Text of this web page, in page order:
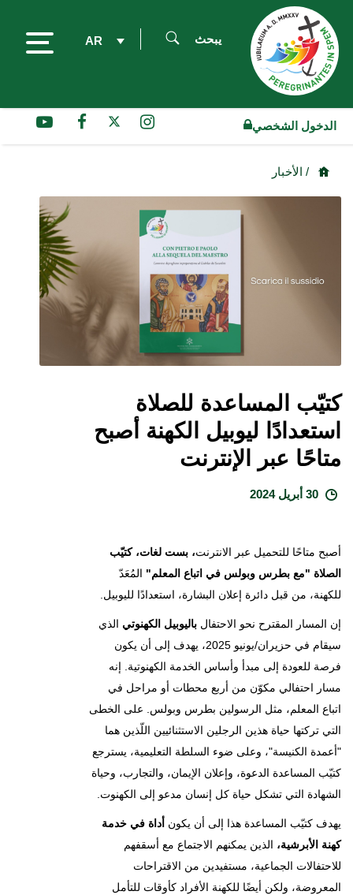
AR يبحث
الدخول الشخصي
/ الأخبار
كتيّب المساعدة للصلاة
استعدادًا ليوبيل الكهنة أصبح
متاحًا عبر الإنترنت
أصبح متاحًا للتحميل عبر الانترنت، بست لغات، كتيّب
الصلاة "مع بطرس وبولس في اتباع المعلم" المُعَدّ
للكهنة، من قبل دائرة إعلان البشارة، استعدادًا لليوبيل.
إن المسار المقترح نحو الاحتفال باليوبيل الكهنوتي الذي
سيقام في حزيران/يونيو 2025، يهدف إلى أن يكون
فرصة للعودة إلى مبدأ وأساس الخدمة الكهنوتية. إنه
مسار احتفالي مكوّن من أربع محطات أو مراحل في
اتباع المعلم، مثل الرسولين بطرس وبولس. على الخطى
التي تركتها حياة هذين الرجلين الاستثنائيين اللّذين هما
"أعمدة الكنيسة"، وعلى ضوء السلطة التعليمية، يسترجع
كتيّب المساعدة الدعوة، وإعلان الإيمان، والتجارب، وحياة
الشهادة التي تشكل حياة كل إنسان مدعو إلى الكهنوت.
يهدف كتيّب المساعدة هذا إلى أن يكون أداة في خدمة
كهنة الأبرشية، الذين يمكنهم الاجتماع مع أسقفهم
للاحتفالات الجماعية، مستفيدين من الاقتراحات
المعروضة، ولكن أيضًا للكهنة الأفراد كأوقات للتأمل